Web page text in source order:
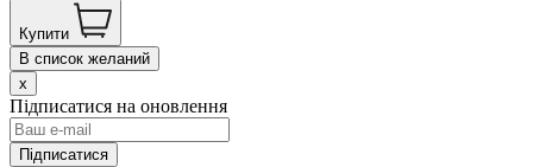
Купити
В список желаний
x
Підписатися на оновлення